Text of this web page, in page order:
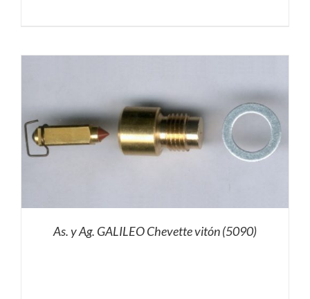
As. y Ag. GALILEO Chevette vitón (5090)